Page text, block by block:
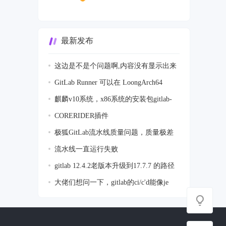
最新发布
这边是不是个问题啊,内容没有显示出来
GitLab Runner 可以在 LoongArch64
(loong6
麒麟v10系统，x86系统的安装包gitlab-
jh-17
CORERIDER插件
极狐GitLab流水线质量问题，质量极差
流水线一直运行失败
gitlab 12.4.2老版本升级到17.7.7 的路径
大佬们想问一下，gitlab的ci/c'd能像je